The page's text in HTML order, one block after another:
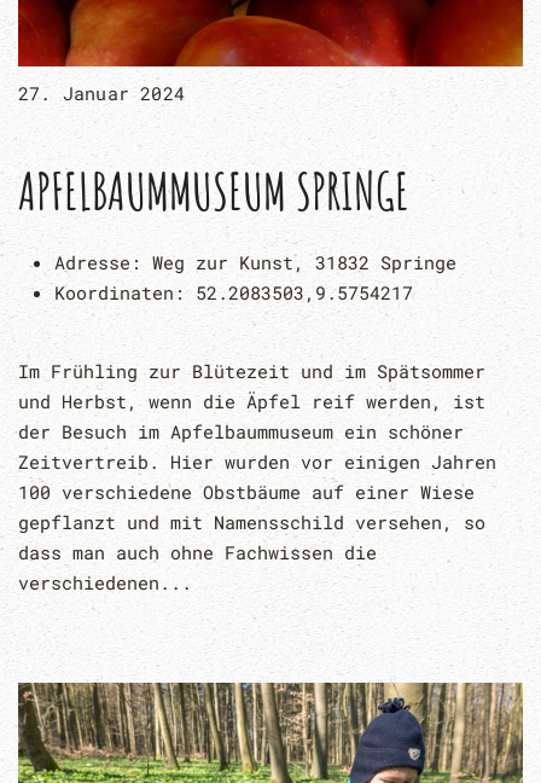
27. Januar 2024
APFELBAUMMUSEUM SPRINGE
Adresse: Weg zur Kunst, 31832 Springe
Koordinaten: 52.2083503,9.5754217
Im Frühling zur Blütezeit und im Spätsommer
und Herbst, wenn die Äpfel reif werden, ist
der Besuch im Apfelbaummuseum ein schöner
Zeitvertreib. Hier wurden vor einigen Jahren
100 verschiedene Obstbäume auf einer Wiese
gepflanzt und mit Namensschild versehen, so
dass man auch ohne Fachwissen die
verschiedenen...